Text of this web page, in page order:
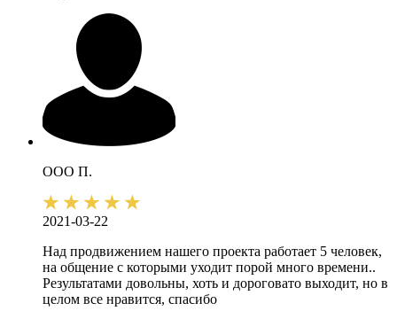
ООО П.
2021-03-22
Над продвижением нашего проекта работает 5 человек,
на общение с которыми уходит порой много времени..
Результатами довольны, хоть и дороговато выходит, но в
целом все нравится, спасибо